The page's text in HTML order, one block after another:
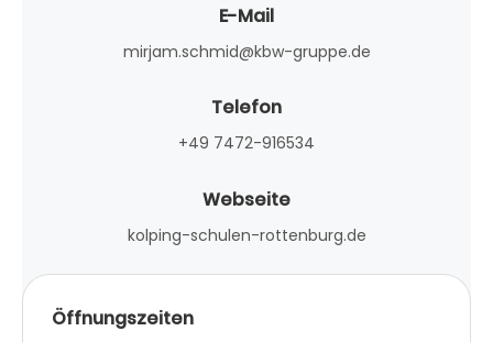
E-Mail
mirjam.schmid@kbw-gruppe.de
Telefon
+49 7472-916534
Webseite
kolping-schulen-rottenburg.de
Öffnungszeiten